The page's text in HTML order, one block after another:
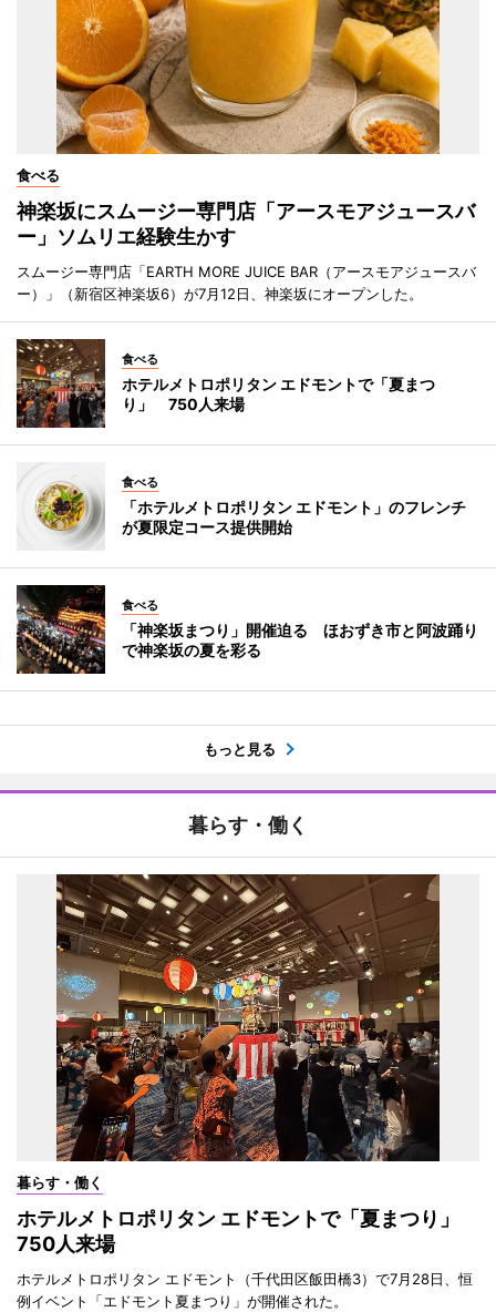
食べる
神楽坂にスムージー専門店「アースモアジュースバ
ー」ソムリエ経験生かす
スムージー専門店「EARTH MORE JUICE BAR（アースモアジュースバ
ー）」（新宿区神楽坂6）が7月12日、神楽坂にオープンした。
食べる
ホテルメトロポリタン エドモントで「夏まつ
り」 750人来場
食べる
「ホテルメトロポリタン エドモント」のフレンチ
が夏限定コース提供開始
食べる
「神楽坂まつり」開催迫る ほおずき市と阿波踊り
で神楽坂の夏を彩る
もっと見る
暮らす・働く
暮らす・働く
ホテルメトロポリタン エドモントで「夏まつり」
750人来場
ホテルメトロポリタン エドモント（千代田区飯田橋3）で7月28日、恒
例イベント「エドモント夏まつり」が開催された。